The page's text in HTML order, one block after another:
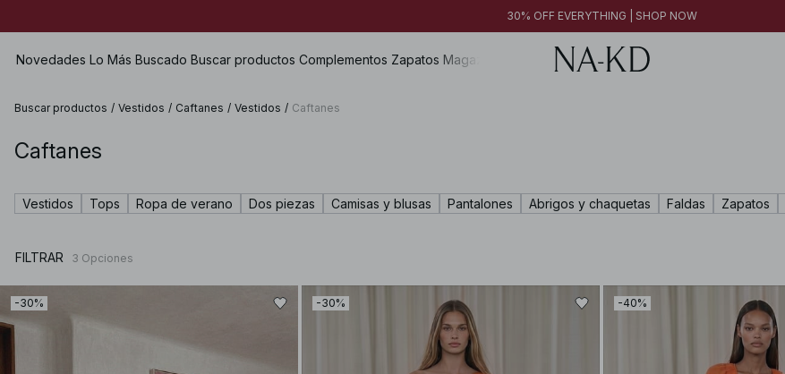
30% OFF EVERYTHING | SHOP NOW
Novedades Lo Más Buscado Buscar productos Complementos Zapatos Magazine
Ver todo
Tops
Camisas & Blusas
Abrigos & Chaquetas
Americanas
Lencería
Próximamente
Ver todo
Joyería
Cinturones
Pañuelos
Gorros & Guantes
Ver todo
Heels
Botas
Buscar productos / Vestidos / Caftanes / Vestidos / Caftanes
Caftanes
Vestidos Tops Ropa de verano Dos piezas Camisas y blusas Pantalones Abrigos y chaquetas Faldas Zapatos
FILTRAR 3 Opciones
-30% -30% -40%